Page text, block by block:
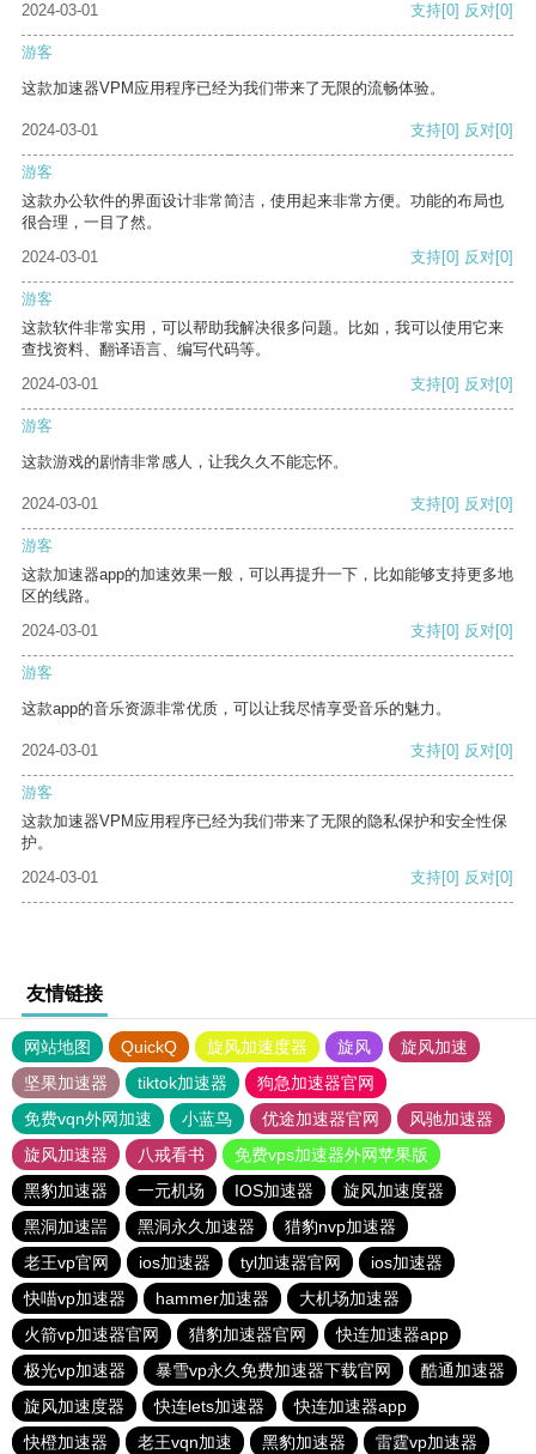
2024-03-01 支持[0] 反对[0]
游客
这款加速器VPM应用程序已经为我们带来了无限的流畅体验。
2024-03-01 支持[0] 反对[0]
游客
这款办公软件的界面设计非常简洁，使用起来非常方便。功能的布局也
很合理，一目了然。
2024-03-01
支持[0] 反对[0]
游客
这款软件非常实用，可以帮助我解决很多问题。比如，我可以使用它来
查找资料、翻译语言、编写代码等。
2024-03-01
支持[0] 反对[0]
游客
这款游戏的剧情非常感人，让我久久不能忘怀。
2024-03-01 支持[0] 反对[0]
游客
这款加速器app的加速效果一般，可以再提升一下，比如能够支持更多地
区的线路。
2024-03-01
支持[0] 反对[0]
游客
这款app的音乐资源非常优质，可以让我尽情享受音乐的魅力。
2024-03-01 支持[0] 反对[0]
游客
这款加速器VPM应用程序已经为我们带来了无限的隐私保护和安全性保
护。
2024-03-01
支持[0] 反对[0]
友情链接
网站地图 QuickQ 旋风加速度器 旋风
旋风加速
坚果加速器
tiktok加速器
狗急加速器官网
免费vqn外网加速
小蓝鸟 优途加速器官网
风驰加速器
旋风加速器
八戒看书
免费vps加速器外网苹果版
黑豹加速器
一元机场 IOS加速器
旋风加速度器
黑洞加速噐
黑洞永久加速器
猎豹nvp加速器
老王vp官网
ios加速器 tyl加速器官网
ios加速器
快喵vp加速器
hammer加速器
大机场加速器
火箭vp加速器官网
猎豹加速器官网
快连加速器app
极光vp加速器
暴雪vp永久免费加速器下载官网
酷通加速器
旋风加速度器
快连lets加速器
快连加速器app
快橙加速器
老王vqn加速 黑豹加速器 雷霆vp加速器